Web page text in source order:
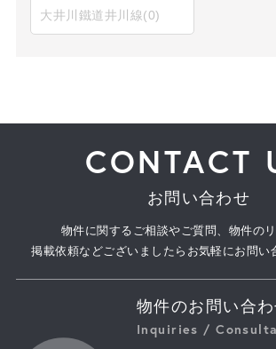
大井川鐵道井川線(0)
CONTACT
お問い合わせ
物件に関するご相談やご質問、物件のリ
掲載依頼などございましたらお気軽にお問い
物件のお問い合
Inquiries /